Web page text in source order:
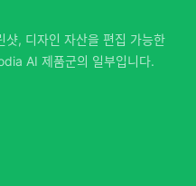
, 디자인 자산을 편집 가능한
AI 제품군의 일부입니다.